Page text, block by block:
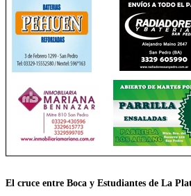
El cruce entre Boca y Estudiantes de La